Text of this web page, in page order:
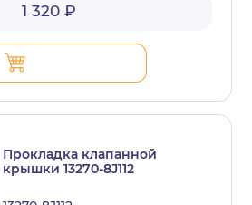
1 320 ₽
Прокладка клапанной
крышки 13270-8J112